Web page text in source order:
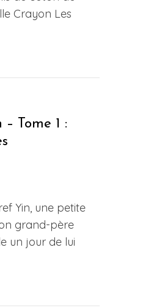
Crayon Les
Tome 1 :
Yin, une petite
grand-père
un jour de lui